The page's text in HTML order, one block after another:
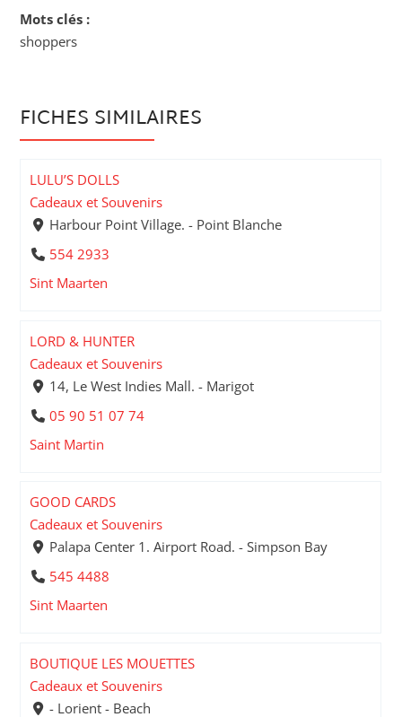
Mots clés :
shoppers
FICHES SIMILAIRES
LULU’S DOLLS
Cadeaux et Souvenirs
Harbour Point Village. - Point Blanche
554 2933
Sint Maarten
LORD & HUNTER
Cadeaux et Souvenirs
14, Le West Indies Mall. - Marigot
05 90 51 07 74
Saint Martin
GOOD CARDS
Cadeaux et Souvenirs
Palapa Center 1. Airport Road. - Simpson Bay
545 4488
Sint Maarten
BOUTIQUE LES MOUETTES
Cadeaux et Souvenirs
- Lorient - Beach